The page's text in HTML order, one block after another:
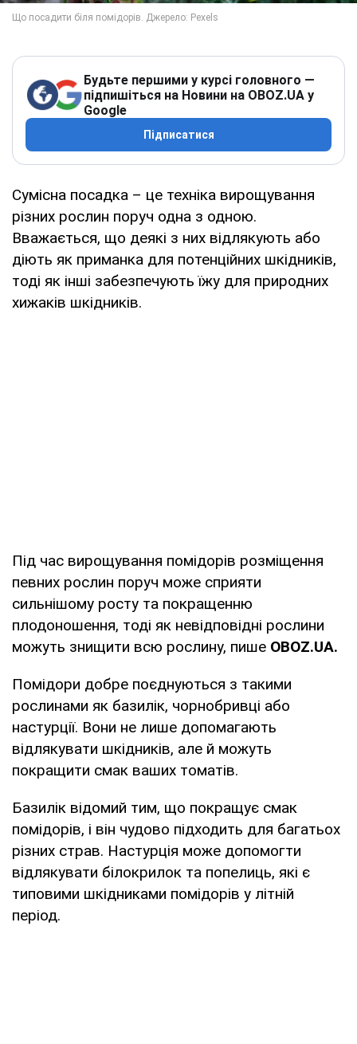
Будьте першими у курсі головного —
підпишіться на Новини на OBOZ.UA у
Google
Підписатися
Сумісна посадка – це техніка вирощування
різних рослин поруч одна з одною.
Вважається, що деякі з них відлякують або
діють як приманка для потенційних шкідників,
тоді як інші забезпечують їжу для природних
хижаків шкідників.
Під час вирощування помідорів розміщення
певних рослин поруч може сприяти
сильнішому росту та покращенню
плодоношення, тоді як невідповідні рослини
можуть знищити всю рослину, пише OBOZ.UA.
Помідори добре поєднуються з такими
рослинами як базилік, чорнобривці або
настурції. Вони не лише допомагають
відлякувати шкідників, але й можуть
покращити смак ваших томатів.
Базилік відомий тим, що покращує смак
помідорів, і він чудово підходить для багатьох
різних страв. Настурція може допомогти
відлякувати білокрилок та попелиць, які є
типовими шкідниками помідорів у літній
період.